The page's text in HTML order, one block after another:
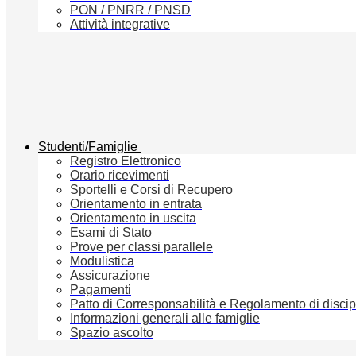
PON / PNRR / PNSD
Attività integrative
Studenti/Famiglie
Registro Elettronico
Orario ricevimenti
Sportelli e Corsi di Recupero
Orientamento in entrata
Orientamento in uscita
Esami di Stato
Prove per classi parallele
Modulistica
Assicurazione
Pagamenti
Patto di Corresponsabilità e Regolamento di
Informazioni generali alle famiglie
Spazio ascolto